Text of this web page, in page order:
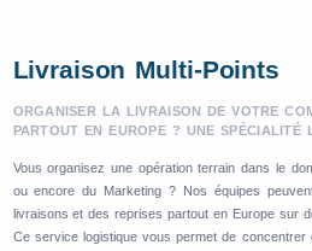
Livraison Multi-Points
ORGANISER LA LIVRAISON DE VOTRE
PARTOUT EN EUROPE ? UNE SPÉCIALITÉ
Vous organisez une opération terrain dans le
ou encore du Marketing ? Nos équipes
livraisons et des reprises partout en Europe sur
Ce service logistique vous permet de concentrer